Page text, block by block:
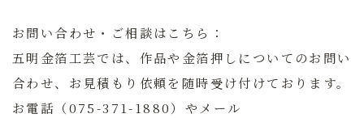
お問い合わせ・ご相談はこちら：
五明金箔工芸では、作品や金箔押しについてのお問い
合わせ、お見積もり依頼を随時受け付けております。
お電話（075-371-1880）やメール